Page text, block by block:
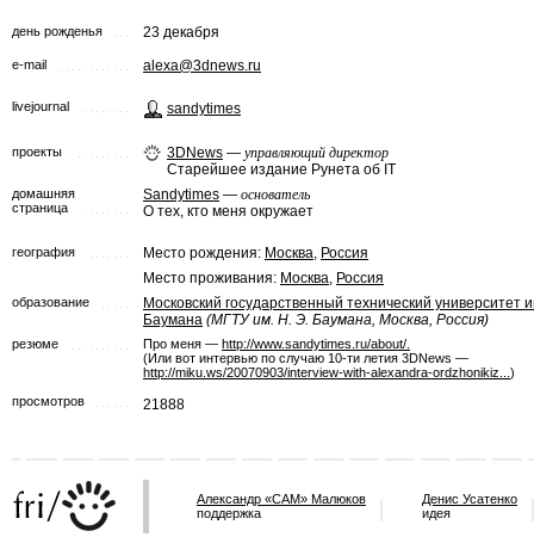
день рожденья 23 декабря
e-mail alexa@3dnews.ru
livejournal sandytimes
проекты 3DNews — управляющий директор
Cтарейшее издание Рунета об IT
домашняя
страница
Sandytimes — основатель
О тех, кто меня окружает
география Место рождения: Москва, Россия
Место проживания: Москва, Россия
образование
Московский государственный технический университет
Баумана (МГТУ им. Н. Э. Баумана, Москва, Россия)
резюме Про меня — http://www.sandytimes.ru/about/.
(Или вот интервью по случаю 10-ти летия 3DNews —
http://miku.ws/20070903/interview-with-alexandra-ordzhonikiz... )
просмотров
21888
Александр «САМ» Малюков
поддержка
Денис Усатенко
идея